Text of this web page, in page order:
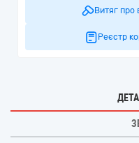
Витяг про
Реєстр